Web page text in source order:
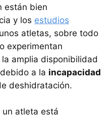
están bien
y los estudios
atletas, sobre todo
experimentan
amplia disponibilidad
a la incapacidad
deshidratación.
un atleta está